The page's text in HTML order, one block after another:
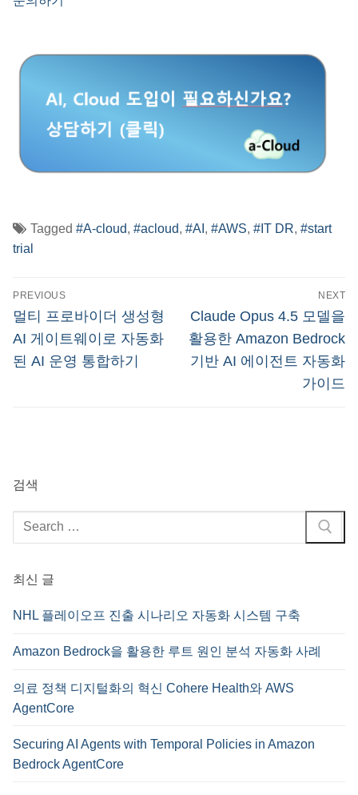
Tagged #A-cloud, #acloud, #AI , #AWS, #IT DR, #start
trial
글
탐
색
PREVIOUS
Previous
post:
멀티 프로바이더 생성형
AI 게이트웨이로 자동화
된 AI 운영 통합하기
NEXT
Next
post:
Claude Opus 4.5 모델을
활용한 Amazon Bedrock
기반 AI 에이전트 자동화
가이드
검색
검
색
최신 글
NHL 플레이오프 진출 시나리오 자동화 시스템 구축
Amazon Bedrock을 활용한 루트 원인 분석 자동화 사례
의료 정책 디지털화의 혁신 Cohere Health와 AWS
AgentCore
Securing AI Agents with Temporal Policies in Amazon
Bedrock AgentCore